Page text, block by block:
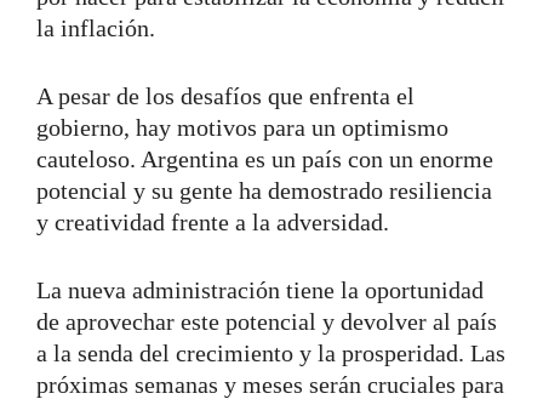
la inflación.
A pesar de los desafíos que enfrenta el
gobierno, hay motivos para un optimismo
cauteloso. Argentina es un país con un enorme
potencial y su gente ha demostrado resiliencia
y creatividad frente a la adversidad.
La nueva administración tiene la oportunidad
de aprovechar este potencial y devolver al país
a la senda del crecimiento y la prosperidad. Las
próximas semanas y meses serán cruciales para